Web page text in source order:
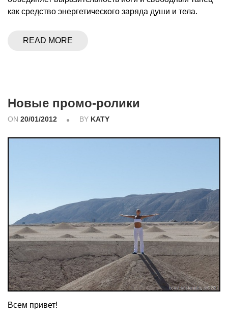
как средство энергетического заряда души и тела.
READ MORE
Новые промо-ролики
ON 20/01/2012 BY KATY
Всем привет!